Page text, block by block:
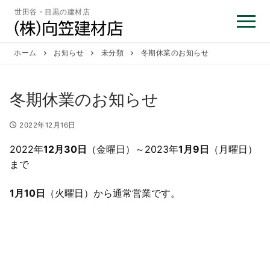
世田谷・目黒の建材店
ホーム お知らせ 未分類 冬期休業のお知らせ
冬期休業のお知らせ
2022年12月16日
2022年12月30日 （金曜日）～2023年1月9日 （月曜日）
まで
1月10日 （火曜日）から通常営業です。